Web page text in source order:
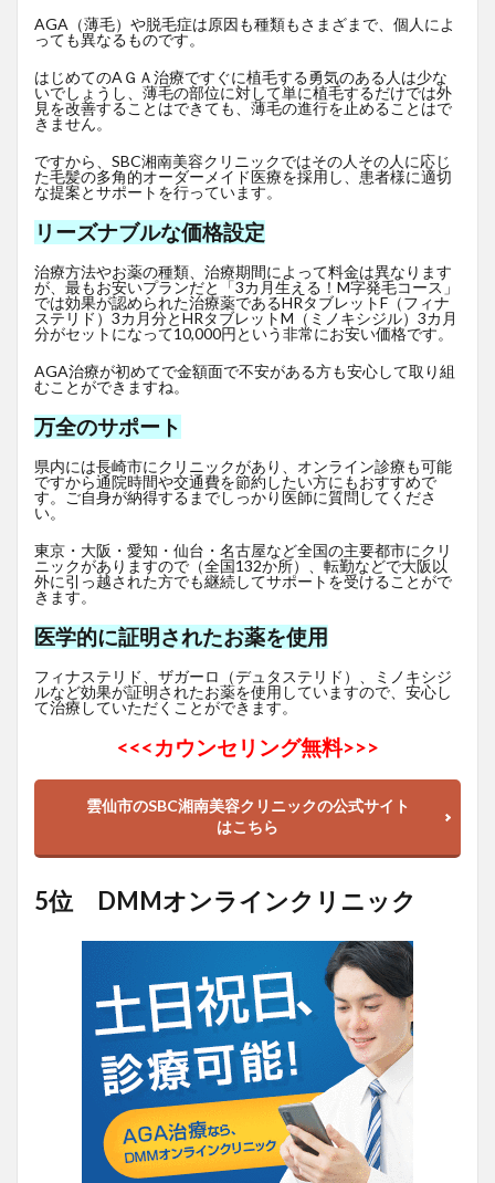
AGA（薄毛）や脱毛症は原因も種類もさまざまで、個人によ
っても異なるものです。
はじめてのAＧＡ治療ですぐに植毛する勇気のある人は少な
いでしょうし、薄毛の部位に対して単に植毛するだけでは外
見を改善することはできても、薄毛の進行を止めることはで
きません。
ですから、SBC湘南美容クリニックではその人その人に応じ
た毛髪の多角的オーダーメイド医療を採用し、患者様に適切
な提案とサポートを行っています。
リーズナブルな価格設定
治療方法やお薬の種類、治療期間によって料金は異なります
が、最もお安いプランだと「3カ月生える！M字発毛コース」
では効果が認められた治療薬であるHRタブレットF （フィナ
ステリド）3カ月分とHRタブレットM（ミノキシジル）3カ月
分がセットになって10,000円という非常にお安い価格です。
AGA治療が初めてで金額面で不安がある方も安心して取り組
むことができますね。
万全のサポート
県内には長崎市にクリニックがあり、オンライン診療も可能
ですから通院時間や交通費を節約したい方にもおすすめで
す。ご自身が納得するまでしっかり医師に質問してくださ
い。
東京・大阪・愛知・仙台・名古屋など全国の主要都市にクリ
ニックがありますので（全国132か所）、転勤などで大阪以
外に引っ越された方でも継続してサポートを受けることがで
きます。
医学的に証明されたお薬を使用
フィナステリド、ザガーロ（デュタステリド）、ミノキシジ
ルなど効果が証明されたお薬を使用していますので、安心し
て治療していただくことができます。
<<<カウンセリング無料>>>
雲仙市のSBC湘南美容クリニックの公式サイト
はこちら
5位 DMMオンラインクリニック